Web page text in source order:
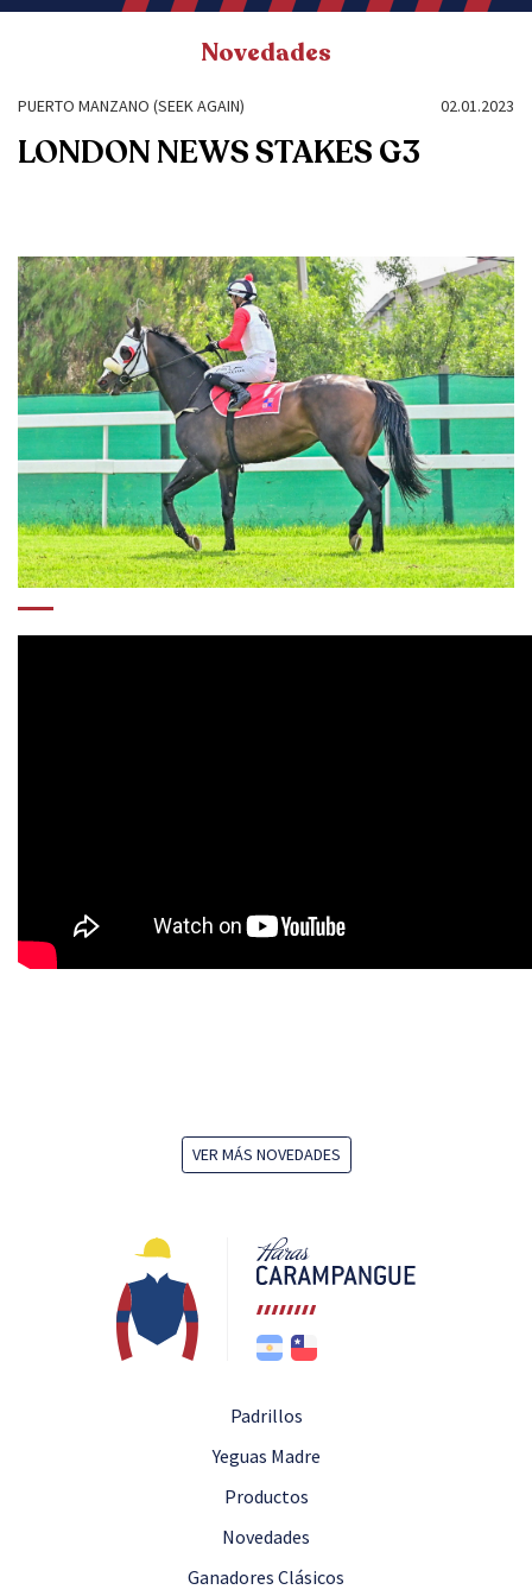
Novedades
PUERTO MANZANO (SEEK AGAIN) 02.01.2023
LONDON NEWS STAKES G3
VER MÁS NOVEDADES
Padrillos
Yeguas Madre
Productos
Novedades
Ganadores Clásicos